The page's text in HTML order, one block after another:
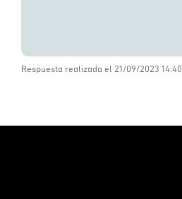
Respuesta realizada el 21/09/2023 14:40